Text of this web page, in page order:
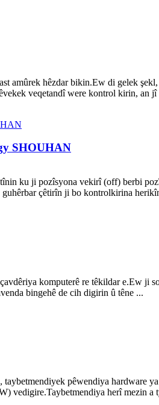
amûrek hêzdar bikin.Ew di gelek
veqetandî were kontrol kirin, an
SHOUHAN
ku ji pozîsyona vekirî (off) berbi
çêtirîn ji bo kontrolkirina
komputerê re têkildar e.Ew ji
bingehê de cih digirin û têne ...
pêwendiya hardware
vedigire.Taybetmendiya herî mezin a